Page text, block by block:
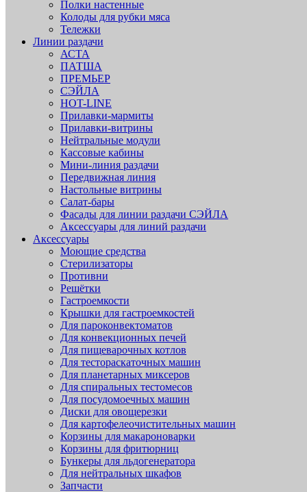
Полки настенные
Колоды для рубки мяса
Тележки
Линии раздачи
АСТА
ПАТША
ПРЕМЬЕР
СЭЙЛА
HOT-LINE
Прилавки-мармиты
Прилавки-витрины
Нейтральные модули
Кассовые кабины
Мини-линия раздачи
Передвижная линия
Настольные витрины
Салат-бары
Фасады для линии раздачи СЭЙЛА
Аксессуары для линий раздачи
Аксессуары
Моющие средства
Стерилизаторы
Противни
Решётки
Гастроемкости
Крышки для гастроемкостей
Для пароконвектоматов
Для конвекционных печей
Для пищеварочных котлов
Для тестораскаточных машин
Для планетарных миксеров
Для спиральных тестомесов
Для посудомоечных машин
Диски для овощерезки
Для картофелеочистительных машин
Корзины для макароноварки
Корзины для фритюрниц
Бункеры для льдогенератора
Для нейтральных шкафов
Запчасти